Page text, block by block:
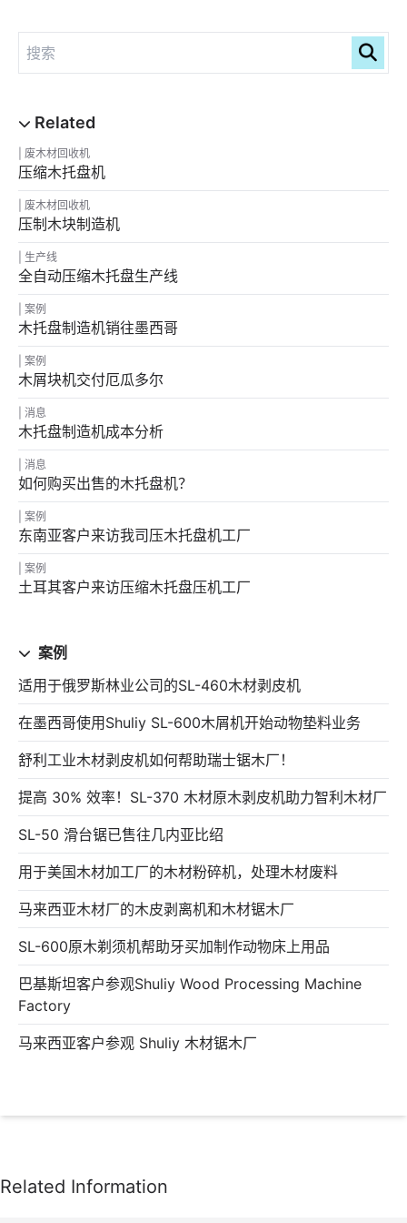
废木材回收机
压缩木托盘机
废木材回收机
压制木块制造机
生产线
全自动压缩木托盘生产线
案例
木托盘制造机销往墨西哥
案例
木屑块机交付厄瓜多尔
消息
木托盘制造机成本分析
消息
如何购买出售的木托盘机？
案例
东南亚客户来访我司压木托盘机工厂
案例
土耳其客户来访压缩木托盘压机工厂
案例
适用于俄罗斯林业公司的SL-460木材剥皮机
在墨西哥使用Shuliy SL-600木屑机开始动物垫料业务
舒利工业木材剥皮机如何帮助瑞士锯木厂！
提高 30% 效率！SL-370 木材原木剥皮机助力智利木材厂
SL-50 滑台锯已售往几内亚比绍
用于美国木材加工厂的木材粉碎机，处理木材废料
马来西亚木材厂的木皮剥离机和木材锯木厂
SL-600原木剃须机帮助牙买加制作动物床上用品
巴基斯坦客户参观Shuliy Wood Processing Machine
Factory
马来西亚客户参观 Shuliy 木材锯木厂